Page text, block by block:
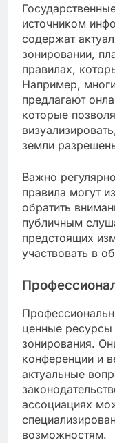
источником
содержат
зонировании,
правилах,
Например,
предлагают
которые
земли
Важно
правила могут
обратить
публичным
предстоящих
участвовать в
ценные
зонирования.
конференции и
актуальные
ассоциациях
возможностям.